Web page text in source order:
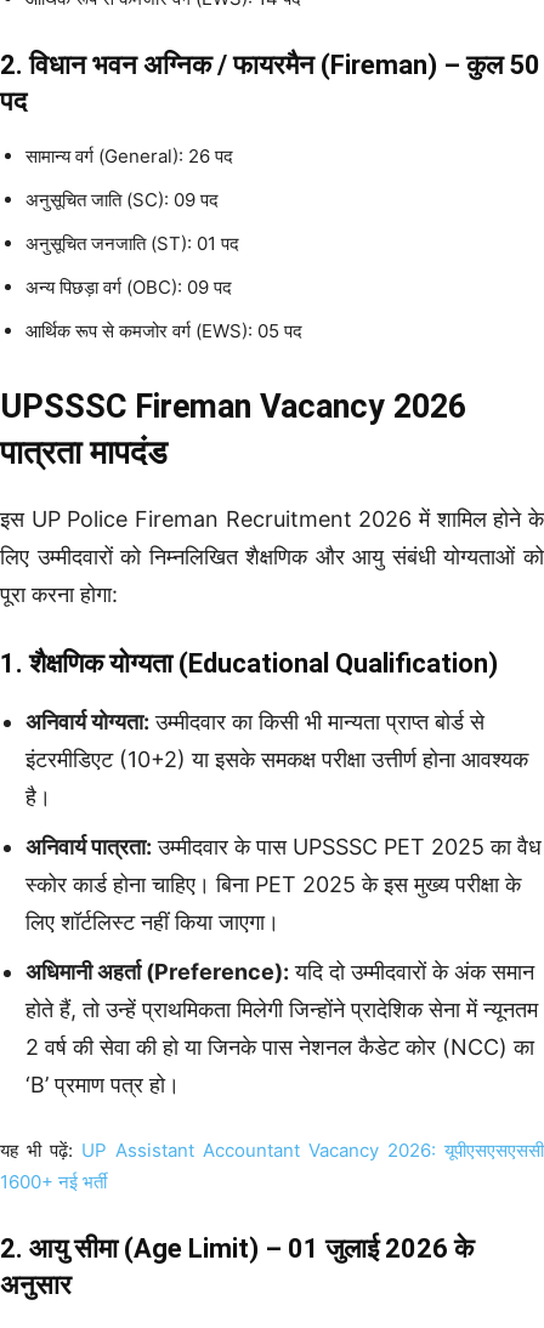
2. विधान भवन अग्निक / फायरमैन (Fireman) – कुल 50
पद
सामान्य वर्ग (General): 26 पद
अनुसूचित जाति (SC): 09 पद
अनुसूचित जनजाति (ST): 01 पद
अन्य पिछड़ा वर्ग (OBC): 09 पद
आर्थिक रूप से कमजोर वर्ग (EWS): 05 पद
UPSSSC Fireman Vacancy 2026
पात्रता मापदंड
इस UP Police Fireman Recruitment 2026 में शामिल होने के
लिए उम्मीदवारों को निम्नलिखित शैक्षणिक और आयु संबंधी योग्यताओं को
पूरा करना होगा:
1. शैक्षणिक योग्यता (Educational Qualification)
अनिवार्य योग्यता: उम्मीदवार का किसी भी मान्यता प्राप्त बोर्ड से
इंटरमीडिएट (10+2) या इसके समकक्ष परीक्षा उत्तीर्ण होना आवश्यक
है।
अनिवार्य पात्रता: उम्मीदवार के पास UPSSSC PET 2025 का वैध
स्कोर कार्ड होना चाहिए। बिना PET 2025 के इस मुख्य परीक्षा के
लिए शॉर्टलिस्ट नहीं किया जाएगा।
अधिमानी अहर्ता (Preference): यदि दो उम्मीदवारों के अंक समान
होते हैं, तो उन्हें प्राथमिकता मिलेगी जिन्होंने प्रादेशिक सेना में न्यूनतम
2 वर्ष की सेवा की हो या जिनके पास नेशनल कैडेट कोर (NCC) का
‘B’ प्रमाण पत्र हो।
यह भी पढ़ें: UP Assistant Accountant Vacancy 2026: यूपीएसएसएससी
1600+ नई भर्ती
2. आयु सीमा (Age Limit) – 01 जुलाई 2026 के
अनुसार